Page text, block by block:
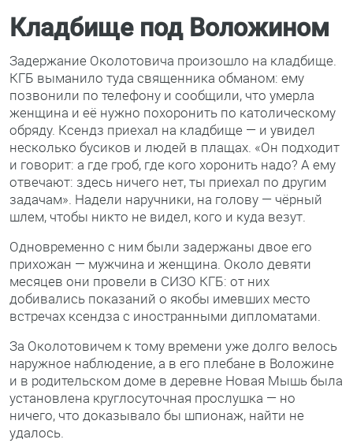
Кладбище под Воложином
Задержание Околотовича произошло на кладбище.
КГБ выманило туда священника обманом: ему
позвонили по телефону и сообщили, что умерла
женщина и её нужно похоронить по католическому
обряду. Ксендз приехал на кладбище — и увидел
несколько бусиков и людей в плащах. «Он подходит
и говорит: а где гроб, где кого хоронить надо? А ему
отвечают: здесь ничего нет, ты приехал по другим
задачам». Надели наручники, на голову — чёрный
шлем, чтобы никто не видел, кого и куда везут.
Одновременно с ним были задержаны двое его
прихожан — мужчина и женщина. Около девяти
месяцев они провели в СИЗО КГБ: от них
добивались показаний о якобы имевших место
встречах ксендза с иностранными дипломатами.
За Околотовичем к тому времени уже долго велось
наружное наблюдение, а в его плебане в Воложине
и в родительском доме в деревне Новая Мышь была
установлена круглосуточная прослушка — но
ничего, что доказывало бы шпионаж, найти не
удалось.